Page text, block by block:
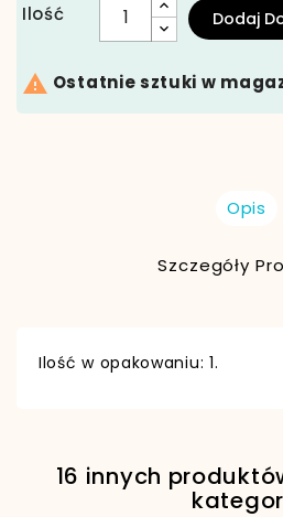
Ilość Dodaj
 Ostatnie sztuki w
Opis
Szczegóły
Ilość w opakowaniu: 1.
EAN13
16 innych